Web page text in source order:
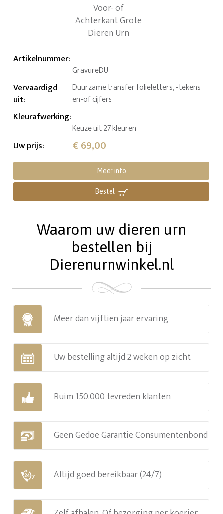
Artikelnummer:
GravureDU
Vervaardigd
uit:
Duurzame transfer folieletters, -tekens
en-of cijfers
Kleurafwerking:
Keuze uit 27 kleuren
Uw prijs: € 69,00
Meer info
Bestel
Waarom uw dieren urn
bestellen bij
Dierenurnwinkel.nl
Meer dan vijftien jaar ervaring
Uw bestelling altijd 2 weken op zicht
Ruim 150.000 tevreden klanten
Geen Gedoe Garantie Consumentenbond
Altijd goed bereikbaar (24/7)